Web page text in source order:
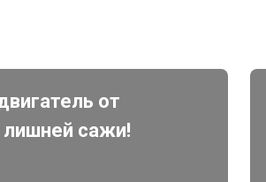
от
лишней сажи!